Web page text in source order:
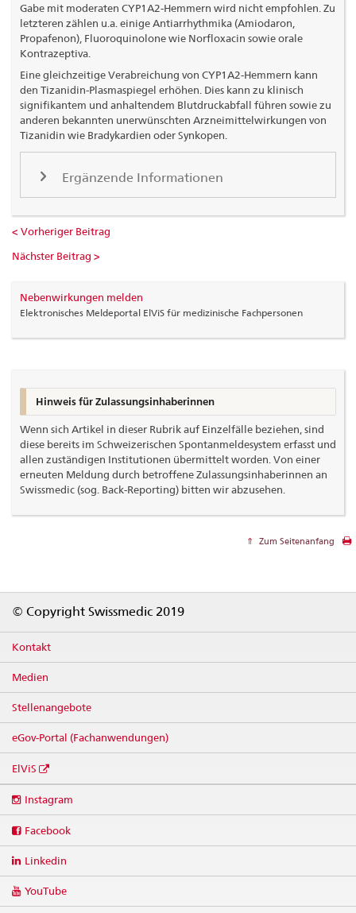
Gabe mit moderaten CYP1A2-Hemmern wird nicht empfohlen. Zu
letzteren zählen u.a. einige Antiarrhythmika (Amiodaron,
Propafenon), Fluoroquinolone wie Norfloxacin sowie orale
Kontrazeptiva.
Eine gleichzeitige Verabreichung von CYP1A2-Hemmern kann
den Tizanidin-Plasmaspiegel erhöhen. Dies kann zu klinisch
signifikantem und anhaltendem Blutdruckabfall führen sowie zu
anderen bekannten unerwünschten Arzneimittelwirkungen von
Tizanidin wie Bradykardien oder Synkopen.
Ergänzende Informationen
< Vorheriger Beitrag
Nächster Beitrag >
Nebenwirkungen melden
Elektronisches Meldeportal ElViS für medizinische Fachpersonen
Hinweis für Zulassungsinhaberinnen
Wenn sich Artikel in dieser Rubrik auf Einzelfälle beziehen, sind
diese bereits im Schweizerischen Spontanmeldesystem erfasst und
allen zuständigen Institutionen übermittelt worden. Von einer
erneuten Meldung durch betroffene Zulassungsinhaberinnen an
Swissmedic (sog. Back-Reporting) bitten wir abzusehen.
Zum Seitenanfang
© Copyright Swissmedic 2019
Kontakt
Medien
Stellenangebote
eGov-Portal (Fachanwendungen)
ElViS
media
Instagram
Facebook
Linkedin
YouTube